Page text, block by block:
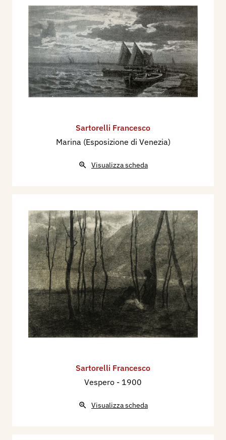
Sartorelli Francesco
Marina (Esposizione di Venezia)
Visualizza scheda
Sartorelli Francesco
Vespero - 1900
Visualizza scheda